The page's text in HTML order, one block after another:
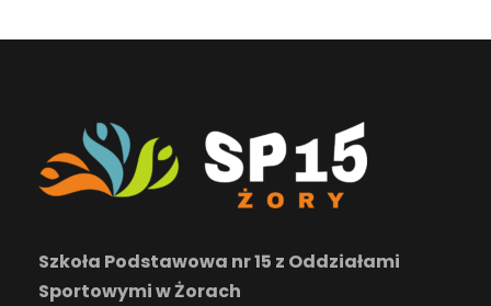
Szkoła Podstawowa nr 15 z Oddziałami
Sportowymi w Żorach